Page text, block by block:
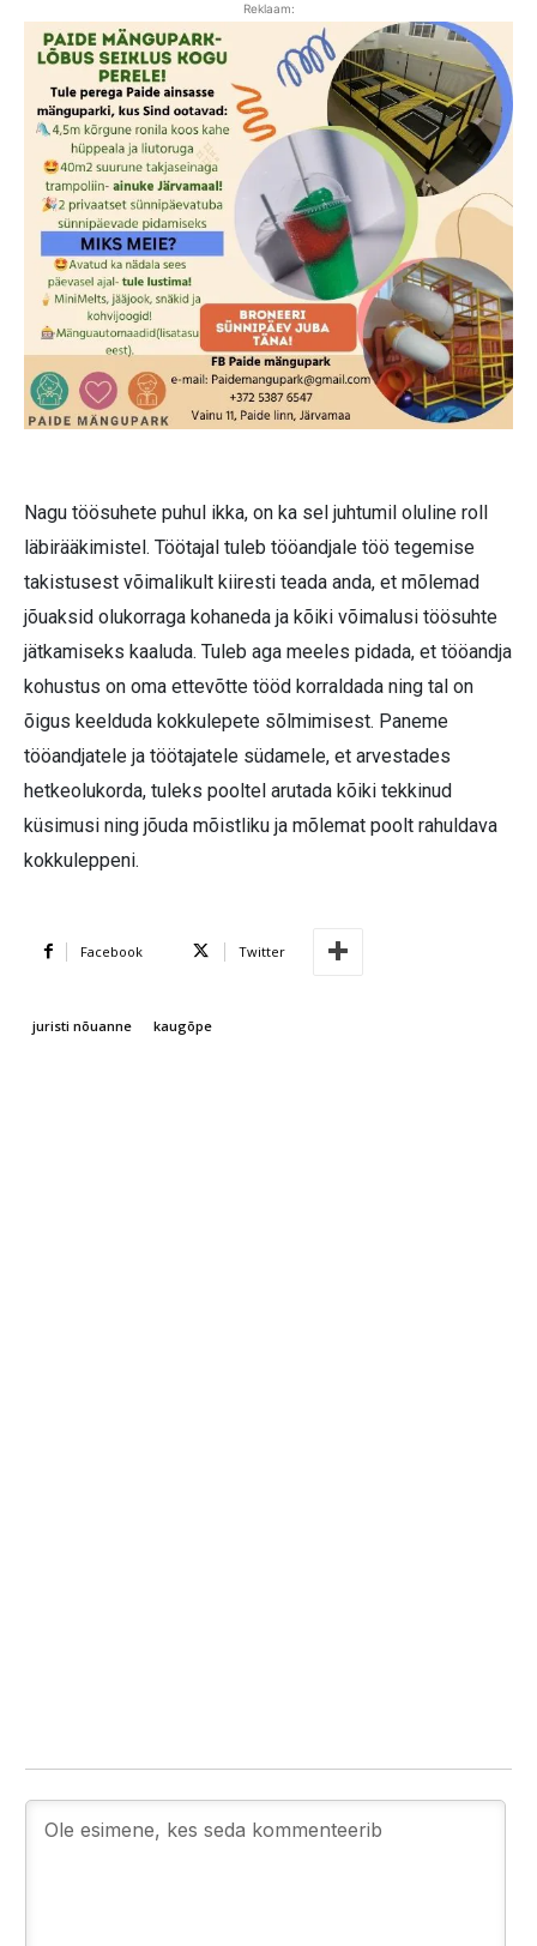
Reklaam:
Nagu töösuhete puhul ikka, on ka sel juhtumil oluline roll
läbirääkimistel. Töötajal tuleb tööandjale töö tegemise
takistusest võimalikult kiiresti teada anda, et mõlemad
jõuaksid olukorraga kohaneda ja kõiki võimalusi töösuhte
jätkamiseks kaaluda. Tuleb aga meeles pidada, et tööandja
kohustus on oma ettevõtte tööd korraldada ning tal on
õigus keelduda kokkulepete sõlmimisest. Paneme
tööandjatele ja töötajatele südamele, et arvestades
hetkeolukorda, tuleks pooltel arutada kõiki tekkinud
küsimusi ning jõuda mõistliku ja mõlemat poolt rahuldava
kokkuleppeni.
Facebook Twitter
juristi nõuanne kaugõpe